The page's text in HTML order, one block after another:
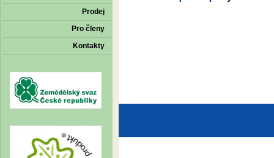
Prodej
Pro členy
Kontakty